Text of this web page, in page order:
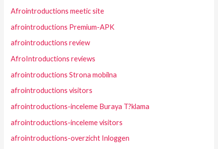
Afrointroductions meetic site
afrointroductions Premium-APK
afrointroductions review
AfroIntroductions reviews
afrointroductions Strona mobilna
afrointroductions visitors
afrointroductions-inceleme Buraya T?klama
afrointroductions-inceleme visitors
afrointroductions-overzicht Inloggen